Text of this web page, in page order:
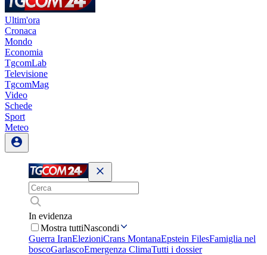
Ultim'ora
Cronaca
Mondo
Economia
TgcomLab
Televisione
TgcomMag
Video
Schede
Sport
Meteo
In evidenza
Mostra tuttiNascondi
Guerra IranElezioniCrans MontanaEpstein FilesFamiglia nel
boscoGarlascoEmergenza ClimaTutti i dossier